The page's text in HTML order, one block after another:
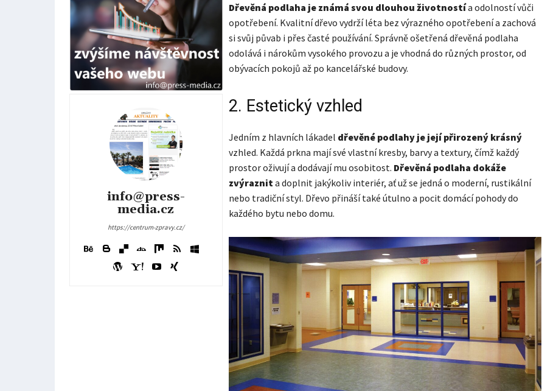
info@press-
media.cz
https://centrum-zpravy.cz/
Dřevěná podlaha je známá svou dlouhou životnostía odolností vůči
opotřebení. Kvalitní dřevo vydrží léta bez výrazného opotřebení a zachová
si svůj půvab i přes časté používání. Správně ošetřená dřevěná podlaha
odolává i nárokům vysokého provozu a je vhodná do různých prostor, od
obývacích pokojů až po kancelářské budovy.
2. Estetický vzhled
Jedním z hlavních lákadel dřevěné podlahy je její přirozený krásný
vzhled. Každá prkna mají své vlastní kresby, barvy a textury, čímž každý
prostor oživují a dodávají mu osobitost. Dřevěná podlaha dokáže
zvýraznit a doplnit jakýkoliv interiér, ať už se jedná o moderní, rustikální
nebo tradiční styl. Dřevo přináší také útulno a pocit domácí pohody do
každého bytu nebo domu.